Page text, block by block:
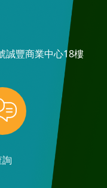
誠豐商業中心18樓